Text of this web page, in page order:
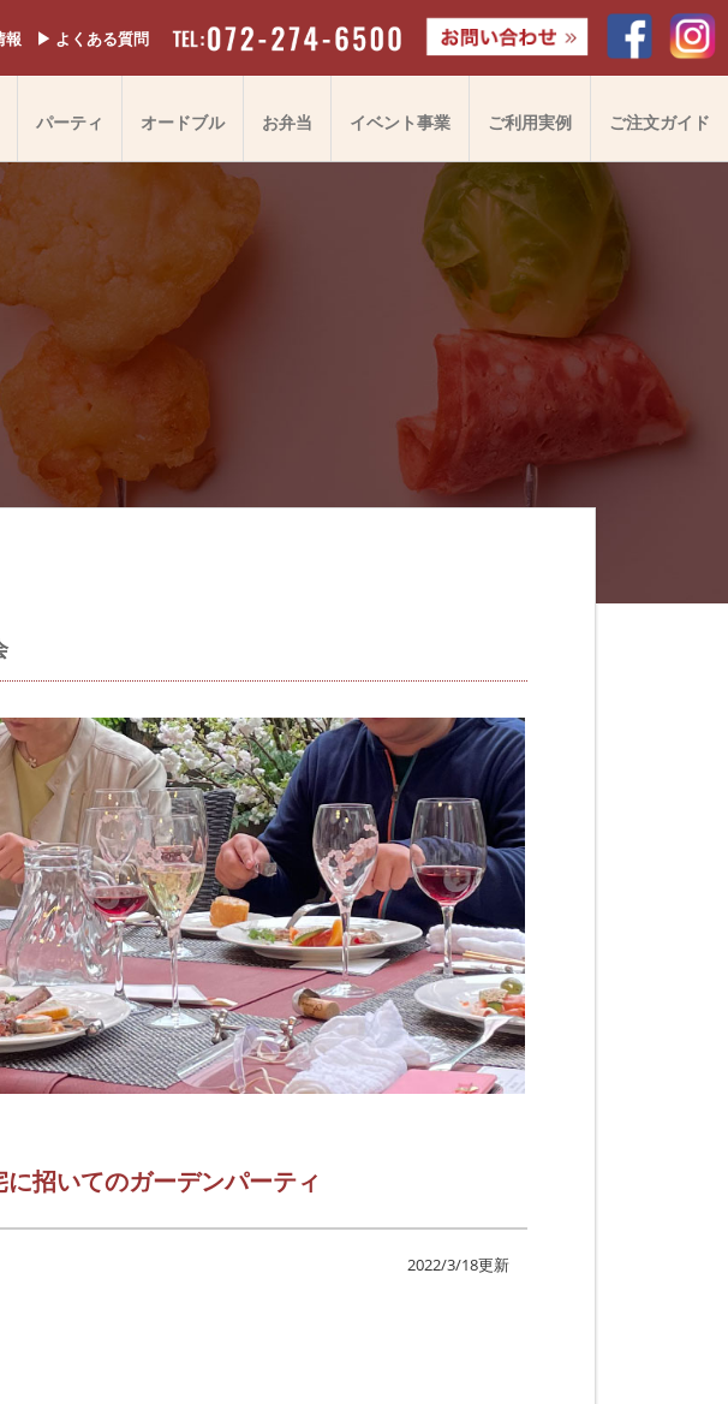
報 ▶︎ よくある質問
パーティ オードブル お弁当 イベント事業 ご利用実例 ご注文ガイド
招いてのガーデンパーティ
2022/3/18更新